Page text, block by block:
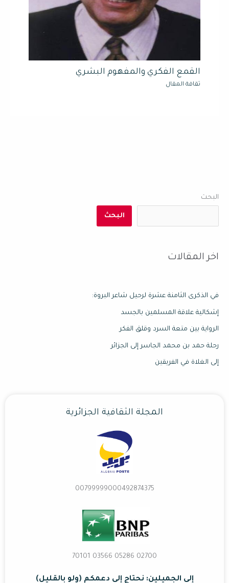
القمع الفكري والمفهوم البشري
ثقافة المقال
البحث
البحث
اخر المقالات
في الذكرى الثامنة عشرة لرحيل شاعر البروة:
إشكالية علاقة المسلمين بالجسد
الرواية بين متعة السرد وقلق الفكر
رحلة حمد بن محمد الجاسر إلى الجزائر
إلى الغلاة في الفريقين
المجلة الثقافية الجزائرية
00799999000492874375
02700 70101 03566 05286
إلى الجميلين: نحتاج إلى دعمكم (ولو بالقليل)